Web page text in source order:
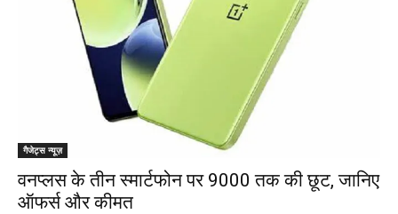
गैजेट्स न्यूज़
वनप्लस के तीन स्मार्टफोन पर ₹9000 तक की छूट, जानिए
ऑफर्स और कीमत